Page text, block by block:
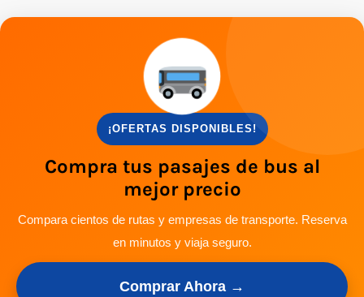
¡OFERTAS DISPONIBLES!
Compra tus pasajes de bus al
mejor precio
Compara cientos de rutas y empresas de transporte. Reserva
en minutos y viaja seguro.
Comprar Ahora →